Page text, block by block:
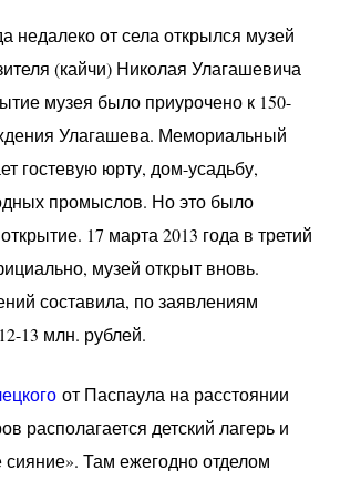
недалеко от села открылся музей
(кайчи) Николая Улагашевича
музея было приурочено к 150-
Улагашева. Мемориальный
гостевую юрту, дом-усадьбу,
промыслов. Но это было
17 марта 2013 года в третий
музей открыт вновь.
составила, по заявлениям
13 млн. рублей.
от Паспаула на расстоянии
располагается детский лагерь и
Там ежегодно отделом